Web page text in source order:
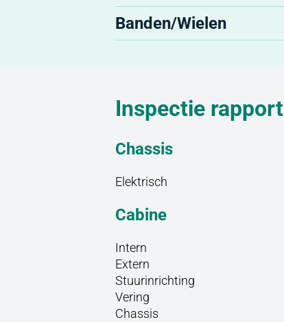
Banden/Wielen
Inspectie rapport
Chassis
Elektrisch
Cabine
Intern
Extern
Stuurinrichting
Vering
Chassis